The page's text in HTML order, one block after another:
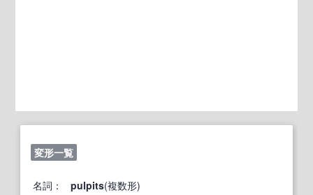
変形一覧
名詞： pulpits(複数形)